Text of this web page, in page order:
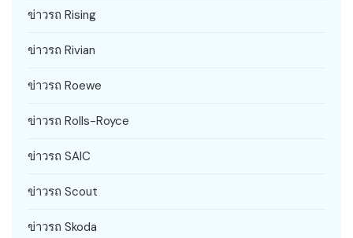
ข่าวรถ Rising
ข่าวรถ Rivian
ข่าวรถ Roewe
ข่าวรถ Rolls-Royce
ข่าวรถ SAIC
ข่าวรถ Scout
ข่าวรถ Skoda